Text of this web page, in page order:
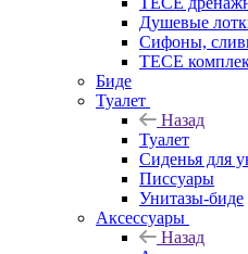
Душевые
Сифоны,
TECE
Биде
Туалет
Назад
Туалет
Сиденья для
Писсуары
Унитазы-биде
Аксессуары
Назад